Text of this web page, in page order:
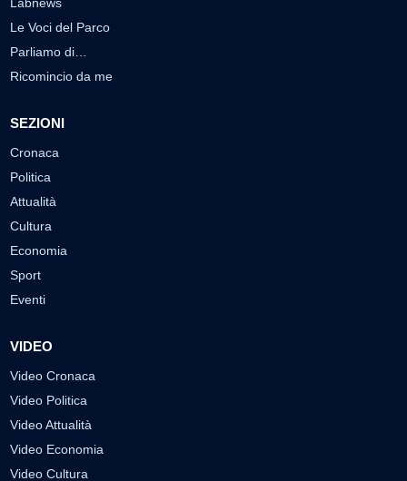
Le Voci del Parco
Parliamo di…
Ricomincio da me
SEZIONI
Cronaca
Politica
Attualità
Cultura
Economia
Sport
Eventi
VIDEO
Video Cronaca
Video Politica
Video Attualità
Video Economia
Video Cultura